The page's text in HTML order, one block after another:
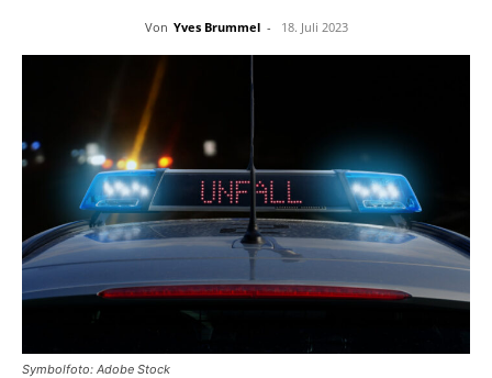
Von Yves Brummel - 18. Juli 2023
Symbolfoto: Adobe Stock